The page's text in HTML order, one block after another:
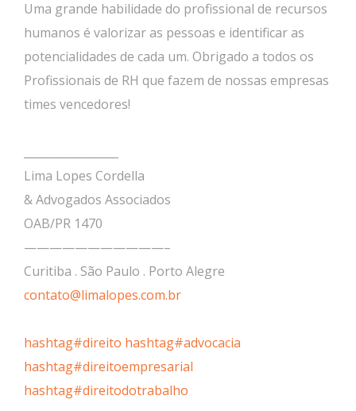
Uma grande habilidade do profissional de recursos
humanos é valorizar as pessoas e identificar as
potencialidades de cada um. Obrigado a todos os
Profissionais de RH que fazem de nossas empresas
times vencedores!
Lima Lopes Cordella
& Advogados Associados
OAB/PR 1470
———————————–
Curitiba . São Paulo . Porto Alegre
contato@limalopes.com.br
hashtag#direito hashtag#advocacia
hashtag#direitoempresarial
hashtag#direitodotrabalho